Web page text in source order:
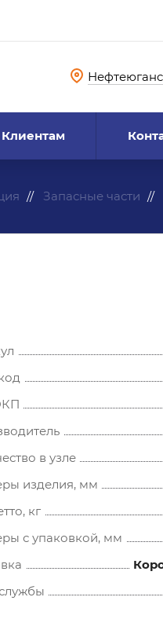
Клиентам
Запасные части
в узле
изделия, мм
кг
с упаковкой, мм